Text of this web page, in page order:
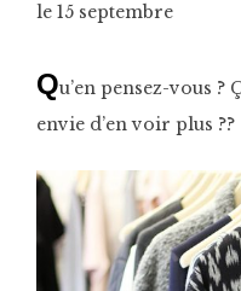
le 15 septembre
Qu’en pensez-vous ?
envie d’en voir plus ??